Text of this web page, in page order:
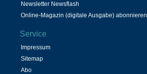
Newsletter Newsflash
Online-Magazin (digitale Ausgabe) abonnieren
Service
Impressum
Sitemap
Abo